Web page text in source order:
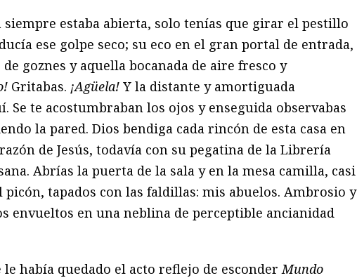
siempre estaba abierta, solo tenías que girar el pestillo
ese golpe seco; su eco en el gran portal de entrada,
goznes y aquella bocanada de aire fresco y
Gritabas. ¡Agüela! Y la distante y amortiguada
Se te acostumbraban los ojos y enseguida observabas
la pared. Dios bendiga cada rincón de esta casa en
de Jesús, todavía con su pegatina de la Librería
Abrías la puerta de la sala y en la mesa camilla, casi
picón, tapados con las faldillas: mis abuelos. Ambrosio y
envueltos en una neblina de perceptible ancianidad
le había quedado el acto reflejo de esconderMundo